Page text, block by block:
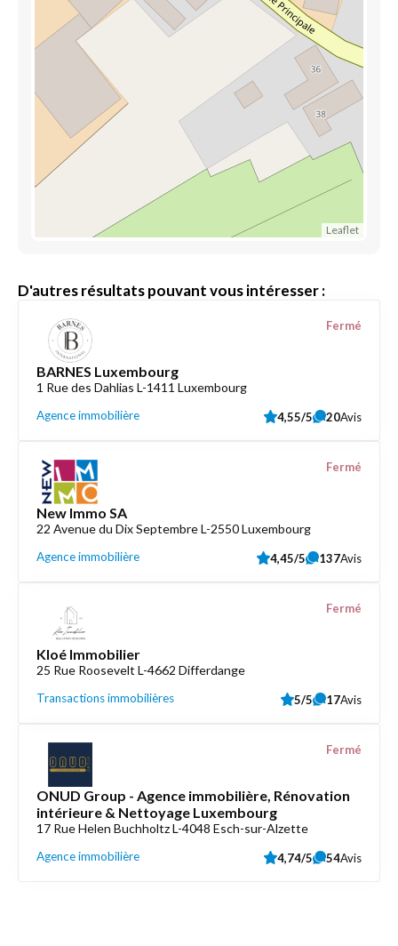
Leaflet
D'autres résultats pouvant vous intéresser :
BARNES Luxembourg
1 Rue des Dahlias L-1411 Luxembourg
Agence immobilière
Fermé
4,55/5 20Avis
New Immo SA
22 Avenue du Dix Septembre L-2550 Luxembourg
Agence immobilière
Fermé
4,45/5 137Avis
Kloé Immobilier
25 Rue Roosevelt L-4662 Differdange
Transactions immobilières
Fermé
5/5 17Avis
ONUD Group - Agence immobilière, Rénovation
intérieure & Nettoyage Luxembourg
17 Rue Helen Buchholtz L-4048 Esch-sur-Alzette
Agence immobilière
Fermé
4,74/5 54Avis